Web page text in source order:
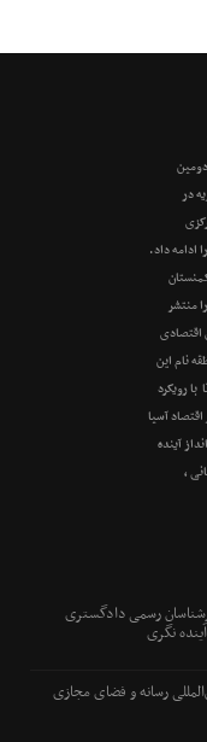
در
ادامه داد.
منتشر
اقتصادی
رویکرد
آسیا
آینده
،
رسمی دادگستری
نگری
رسانه و فضای مجازی